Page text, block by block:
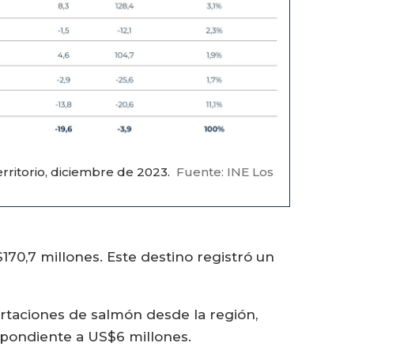
diciembre de 2023. Fuente: INE Los
millones. Este destino registró un
de salmón desde la región,
a US$6 millones.